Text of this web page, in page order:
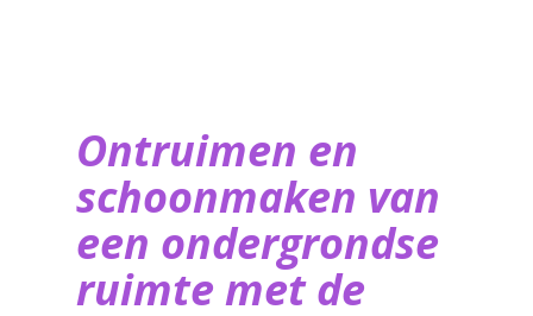
Ontruimen en
schoonmaken van
een ondergrondse
ruimte met de